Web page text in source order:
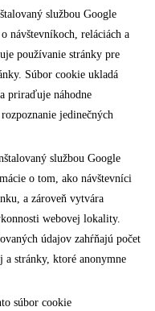
službou Google
návštevníkoch, reláciách a
používanie stránky pre
Súbor cookie ukladá
priraďuje náhodne
jedinečných
službou Google
o tom, ako návštevníci
a zároveň vytvára
webovej lokality.
údajov zahŕňajú počet
a stránky, ktoré anonymne
súbor cookie